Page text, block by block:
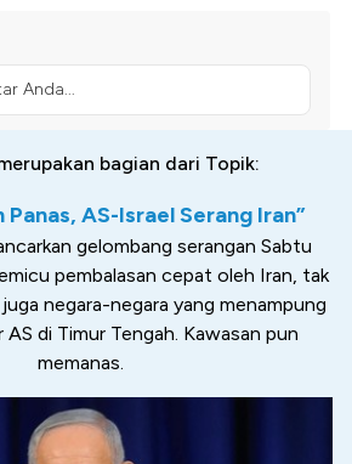
Anda...
bagian dari Topik:
Panas, AS-Israel Serang Iran”
gelombang serangan Sabtu
pembalasan cepat oleh Iran, tak
negara-negara yang menampung
AS di Timur Tengah. Kawasan pun
memanas.